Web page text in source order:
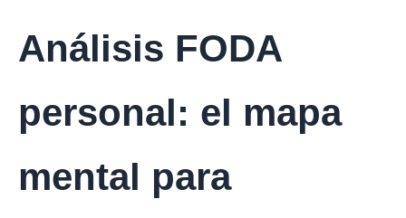
Análisis FODA
personal: el mapa
mental para